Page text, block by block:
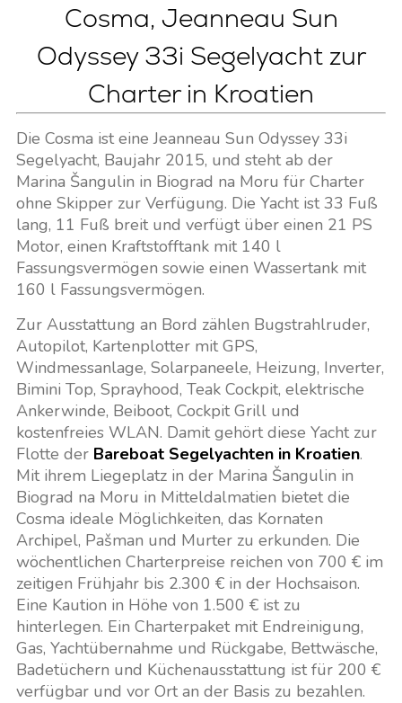
Cosma, Jeanneau Sun
Odyssey 33i Segelyacht zur
Charter in Kroatien
Die Cosma ist eine Jeanneau Sun Odyssey 33i
Segelyacht, Baujahr 2015, und steht ab der
Marina Šangulin in Biograd na Moru für Charter
ohne Skipper zur Verfügung. Die Yacht ist 33 Fuß
lang, 11 Fuß breit und verfügt über einen 21 PS
Motor, einen Kraftstofftank mit 140 l
Fassungsvermögen sowie einen Wassertank mit
160 l Fassungsvermögen.
Zur Ausstattung an Bord zählen Bugstrahlruder,
Autopilot, Kartenplotter mit GPS,
Windmessanlage, Solarpaneele, Heizung, Inverter,
Bimini Top, Sprayhood, Teak Cockpit, elektrische
Ankerwinde, Beiboot, Cockpit Grill und
kostenfreies WLAN. Damit gehört diese Yacht zur
Flotte der Bareboat Segelyachten in Kroatien.
Mit ihrem Liegeplatz in der Marina Šangulin in
Biograd na Moru in Mitteldalmatien bietet die
Cosma ideale Möglichkeiten, das Kornaten
Archipel, Pašman und Murter zu erkunden. Die
wöchentlichen Charterpreise reichen von 700 € im
zeitigen Frühjahr bis 2.300 € in der Hochsaison.
Eine Kaution in Höhe von 1.500 € ist zu
hinterlegen. Ein Charterpaket mit Endreinigung,
Gas, Yachtübernahme und Rückgabe, Bettwäsche,
Badetüchern und Küchenausstattung ist für 200 €
verfügbar und vor Ort an der Basis zu bezahlen.